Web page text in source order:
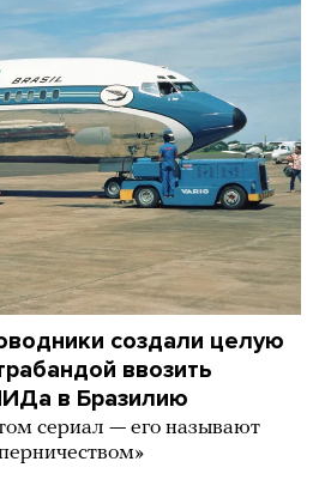
создали целую
ввозить
в Бразилию
сериал — его называют